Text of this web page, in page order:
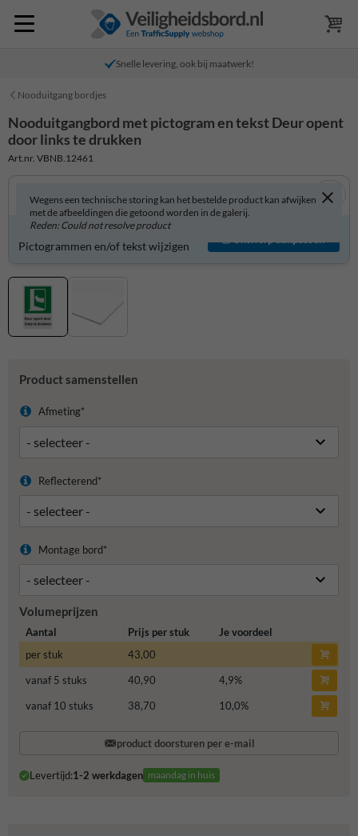
Snelle levering, ook bij maatwerk!
Nooduitgang bordjes
Nooduitgangbord met pictogram en tekst Deur opent
door links te drukken
Art.nr. VBNB.12461
Wegens een technische storing kan het bestelde product kan afwijken
met de afbeeldingen die getoond worden in de galerij.
Reden: Could not resolve product
Nooduitgangbord zelf aanpassen?
Pictogrammen en/of tekst wijzigen
Ontwerp aanpassen
Product samenstellen
Afmeting*
Reflecterend*
Montage bord*
Volumeprijzen
Aantal Prijs per stuk
Je voordeel
per stuk
43,00
vanaf 5 stuks
40,90 4,9%
vanaf 10 stuks
38,70 10,0%
product doorsturen per e-mail
Levertijd:1-2 werkdagen maandag in huis